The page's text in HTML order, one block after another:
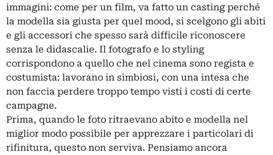
immagini: come per un film, va fatto un casting perché
la modella sia giusta per quel mood, si scelgono gli abiti
e gli accessori che spesso sarà difficile riconoscere
senza le didascalie. Il fotografo e lo styling
corrispondono a quello che nel cinema sono regista e
costumista: lavorano in simbiosi, con una intesa che
non faccia perdere troppo tempo visti i costi di certe
campagne.
Prima, quando le foto ritraevano abito e modella nel
miglior modo possibile per apprezzare i particolari di
rifinitura, questo non serviva. Pensiamo ancora